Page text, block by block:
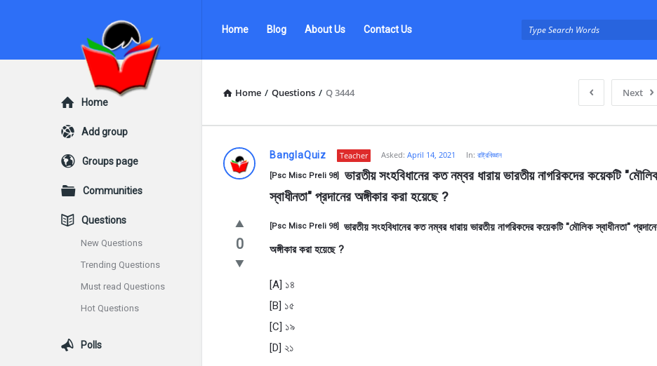
Questions
BanglaQuiz
Questions
by
BanglaQuiz
Home Blog About Us Contact Us
Home / Questions / Q 3444 Next
Ask
Questions
by
BanglaQuiz
Latest
Questions
BanglaQuiz Teacher Asked: April 14, 2021 In: রাষ্ট্রবিজ্ঞান
[Psc Misc Preli 98]
ভারতীয় সংহবিধানের কত নম্বর ধারায় ভারতীয় নাগরিকদের কয়েকটি
স্বাধীনতা" প্রদানের অঙ্গীকার করা হয়েছে ?
0
[Psc Misc Preli 98]
ভারতীয় সংহবিধানের কত নম্বর ধারায় ভারতীয় নাগরিকদের কয়েকটি "মৌলিক স্বাধীনতা"
অঙ্গীকার করা হয়েছে ?
[A] ১৪
[B] ১৫
[C] ১৯
[D] ২১
Explore
Home
Add group
Groups page
Communities
Questions
New Questions
Trending Questions
Must read Questions
Hot Questions
Polls